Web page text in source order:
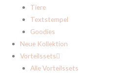
Tiere
Textstempel
Goodies
Neue Kollektion
Vorteilssets
Alle Vorteilssets